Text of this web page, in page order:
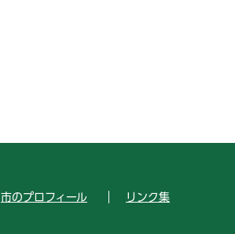
市のプロフィール リンク集